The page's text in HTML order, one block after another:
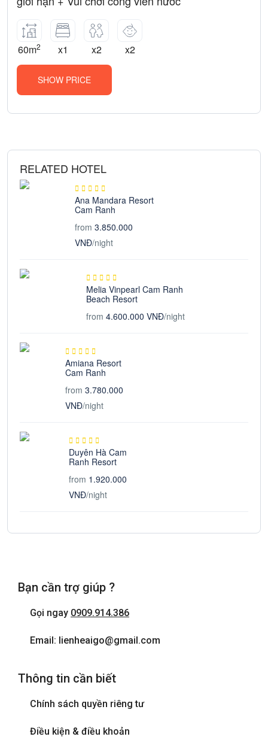
60m2 x1 x2 x2
SHOW PRICE
RELATED HOTEL
Ana Mandara Resort
Cam Ranh
from 3.850.000
VNĐ/night
Melia Vinpearl Cam Ranh
Beach Resort
from 4.600.000 VNĐ/night
Amiana Resort
Cam Ranh
from 3.780.000
VNĐ/night
Duyên Hà Cam
Ranh Resort
from 1.920.000
VNĐ/night
Bạn cần trợ giúp ?
Gọi ngay 0909.914.386
Email: lienheaigo@gmail.com
Thông tin cần biết
Chính sách quyền riêng tư
Điều kiện & điều khoản